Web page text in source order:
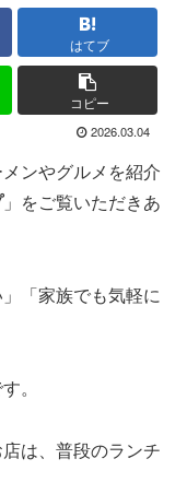
はてブ
コピー
2026.03.04
ンやグルメを紹介
」をご覧いただきあ
「家族でも気軽に
。
は、普段のランチ